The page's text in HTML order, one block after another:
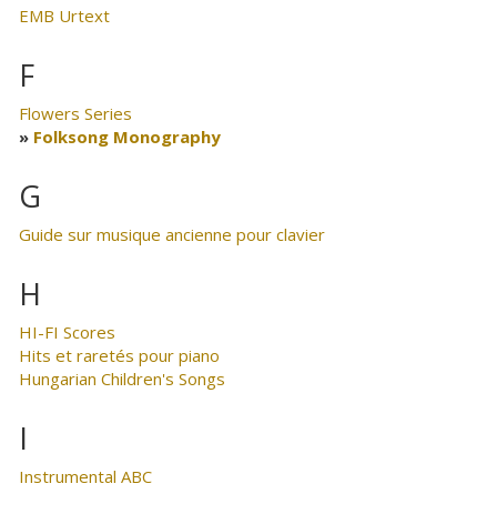
EMB Urtext
F
Flowers Series
Folksong Monography
G
Guide sur musique ancienne pour clavier
H
HI-FI Scores
Hits et raretés pour piano
Hungarian Children's Songs
I
Instrumental ABC